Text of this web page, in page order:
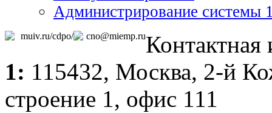
Администрирование системы
muiv.ru/cdpo/ cno@miemp.ru
1: 115432, Москва, 2-й
строение 1, офис 111